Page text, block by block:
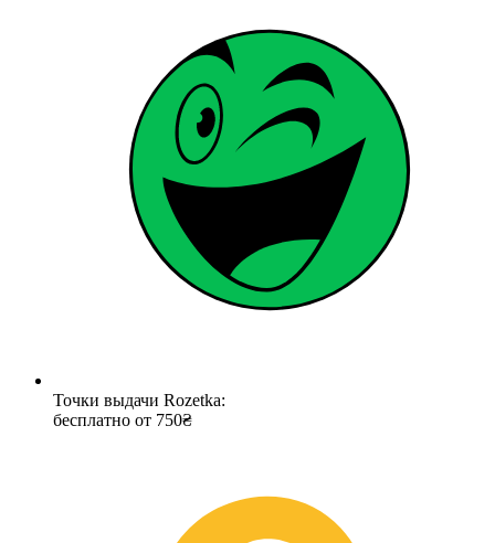
Точки выдачи Rozetka:
бесплатно от 750₴